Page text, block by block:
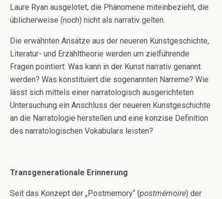
Laure Ryan ausgelotet, die Phänomene miteinbezieht, die
üblicherweise (noch) nicht als narrativ gelten.
Die erwähnten Ansätze aus der neueren Kunstgeschichte,
Literatur- und Erzähltheorie werden um zielführende
Fragen pointiert: Was kann in der Kunst narrativ genannt
werden? Was konstituiert die sogenannten Narreme? Wie
lässt sich mittels einer narratologisch ausgerichteten
Untersuchung ein Anschluss der neueren Kunstgeschichte
an die Narratologie herstellen und eine konzise Definition
des narratologischen Vokabulars leisten?
Transgenerationale Erinnerung
Seit das Konzept der „Postmemory“ (postmémoire) der